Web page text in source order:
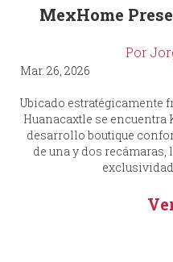
MexHome
Por
Mar. 26, 2026
Ubicado estratégicamente
Huanacaxtle se encuentra
desarrollo boutique
de una y dos
exclusividad